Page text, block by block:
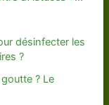
désinfecter les
?
? Le